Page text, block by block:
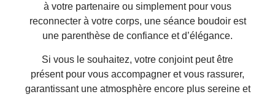
à votre partenaire ou simplement pour vous
reconnecter à votre corps, une séance boudoir est
une parenthèse de confiance et d’élégance.
Si vous le souhaitez, votre conjoint peut être
présent pour vous accompagner et vous rassurer,
garantissant une atmosphère encore plus sereine et